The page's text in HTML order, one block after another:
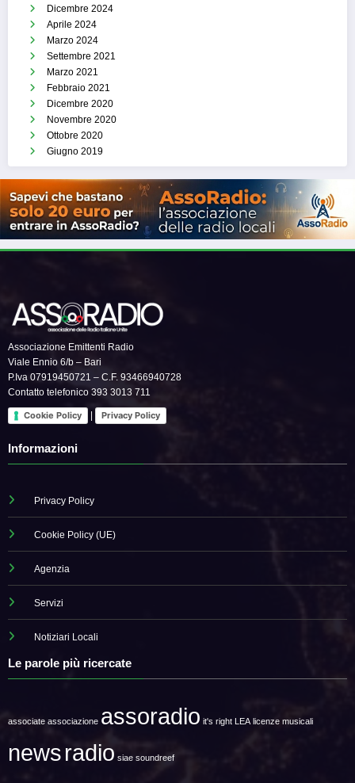
Dicembre 2024
Aprile 2024
Marzo 2024
Settembre 2021
Marzo 2021
Febbraio 2021
Dicembre 2020
Novembre 2020
Ottobre 2020
Giugno 2019
Associazione Emittenti Radio
Viale Ennio 6/b – Bari
P.Iva 07919450721 – C.F. 93466940728
Contatto telefonico 393 3013 711
Cookie Policy Privacy Policy
Informazioni
Privacy Policy
Cookie Policy (UE)
Agenzia
Servizi
Notiziari Locali
Le parole più ricercate
associate associazione assoradio it's right LEA licenze musicali
newsradio siae soundreef